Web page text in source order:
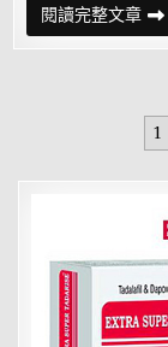
閱讀完整文章有
這
五
的
人
最
易
異
戀
1